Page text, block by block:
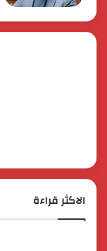
الاكثر قراءة